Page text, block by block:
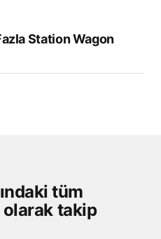
Station Wagon
tüm
takip